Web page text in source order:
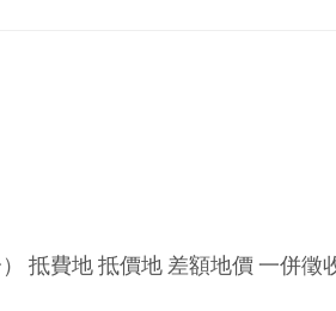
抵費地 抵價地 差額地價 一併徵